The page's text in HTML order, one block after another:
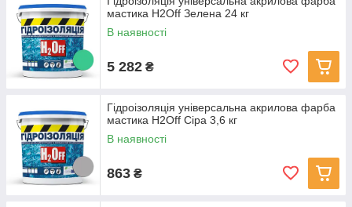
мастика H2Off Зелена 24 кг
В наявності
5 282 ₴
Гідроізоляція універсальна акрилова фарба
мастика H2Off Сіра 3,6 кг
В наявності
863 ₴